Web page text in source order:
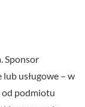
Sponsor
usługowe – w
od podmiotu